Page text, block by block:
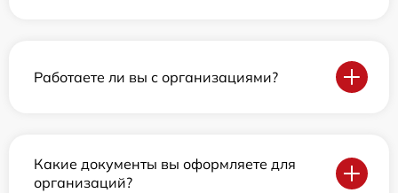
Работаете ли вы с организациями?
Какие документы вы оформляете для
организаций?